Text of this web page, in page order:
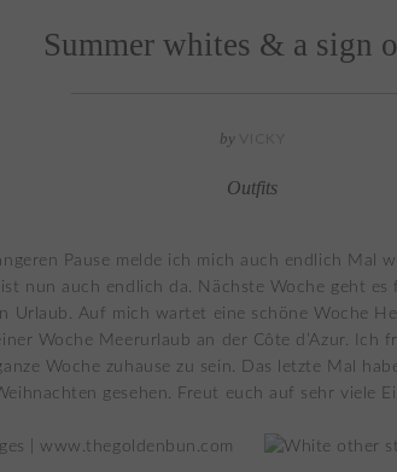
Summer whites & a sign
by
Outfits
Pause melde ich mich auch endlich Mal
nun auch endlich da. Nächste Woche geht
Urlaub. Auf mich wartet eine schöne Woche
Woche Meerurlaub an der Côte d’Azur. Ich
Woche zuhause zu sein. Das letzte Mal
gesehen. Freut euch auf sehr viele